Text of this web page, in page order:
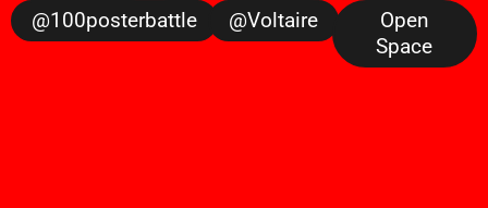
@100posterbattle
@voltaire
Open
Space